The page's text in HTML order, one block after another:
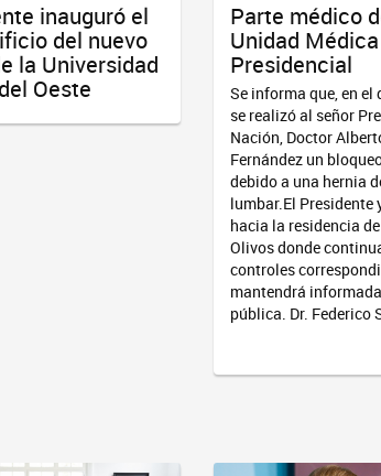
inauguró el
del nuevo
la Universidad
Oeste
Parte médico
Unidad Médica
Presidencial
Se informa que, en el
se realizó al señor
Nación, Doctor
Fernández un
debido a una hernia
lumbar.El Presidente
hacia la residencia
Olivos donde
controles
mantendrá
pública. Dr. Federico